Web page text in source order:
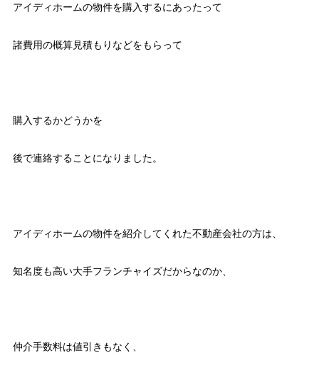
アイディホームの物件を購入するにあったって
諸費用の概算見積もりなどをもらって
購入するかどうかを
後で連絡することになりました。
アイディホームの物件を紹介してくれた不動産会社の方は、
知名度も高い大手フランチャイズだからなのか、
仲介手数料は値引きもなく、